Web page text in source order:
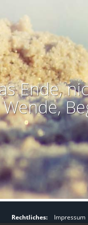
Ende,
Rechtliches: Impressum